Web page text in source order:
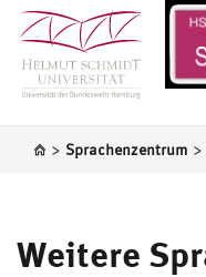
> Sprachenzentrum >
Weitere